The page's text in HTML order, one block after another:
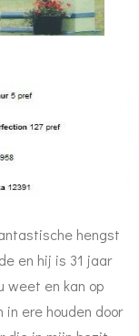
hengst
en hij is 31 jaar
weet en kan op
ere houden door